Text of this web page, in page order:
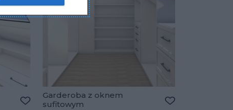
Garderoba z oknem
sufitowym